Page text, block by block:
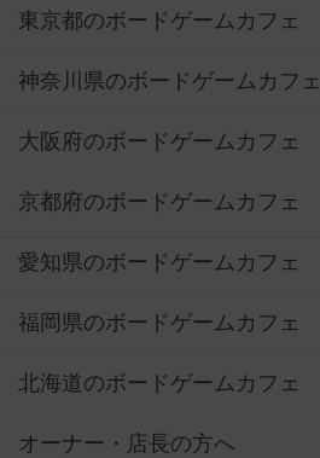
東京都のボードゲームカフェ
神奈川県のボードゲームカフェ
大阪府のボードゲームカフェ
京都府のボードゲームカフェ
愛知県のボードゲームカフェ
福岡県のボードゲームカフェ
北海道のボードゲームカフェ
オーナー・店長の方へ